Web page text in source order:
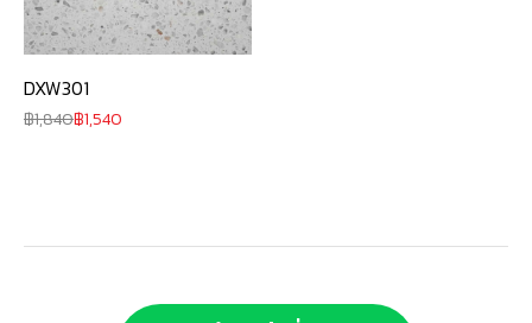
DXW301
1,840 1,540